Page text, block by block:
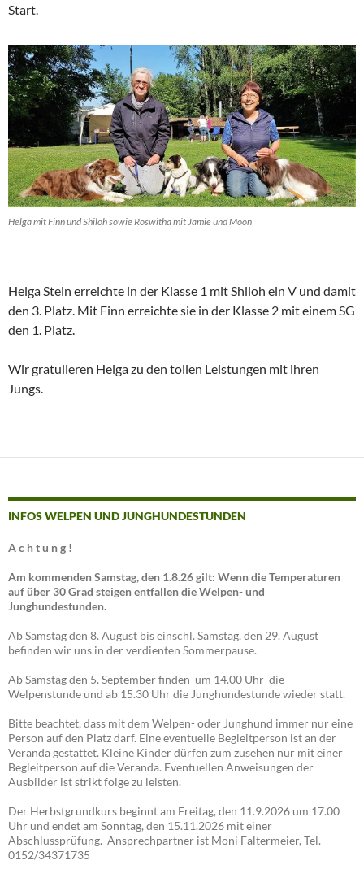
Start.
Helga mit Finn und Shiloh sowie Roswitha mit Jamie und Moon
Helga Stein erreichte in der Klasse 1 mit Shiloh ein V und damit
den 3. Platz. Mit Finn erreichte sie in der Klasse 2 mit einem SG
den 1. Platz.
Wir gratulieren Helga zu den tollen Leistungen mit ihren
Jungs.
INFOS WELPEN UND JUNGHUNDESTUNDEN
A c h t u n g !
Am kommenden Samstag, den 1.8.26 gilt: Wenn die Temperaturen
auf über 30 Grad steigen entfallen die Welpen- und
Junghundestunden.
Ab Samstag den 8. August bis einschl. Samstag, den 29. August
befinden wir uns in der verdienten Sommerpause.
Ab Samstag den 5. September finden um 14.00 Uhr die
Welpenstunde und ab 15.30 Uhr die Junghundestunde wieder statt.
Bitte beachtet, dass mit dem Welpen- oder Junghund immer nur eine
Person auf den Platz darf. Eine eventuelle Begleitperson ist an der
Veranda gestattet. Kleine Kinder dürfen zum zusehen nur mit einer
Begleitperson auf die Veranda. Eventuellen Anweisungen der
Ausbilder ist strikt folge zu leisten.
Der Herbstgrundkurs beginnt am Freitag, den 11.9.2026 um 17.00
Uhr und endet am Sonntag, den 15.11.2026 mit einer
Abschlussprüfung. Ansprechpartner ist Moni Faltermeier, Tel.
0152/34371735